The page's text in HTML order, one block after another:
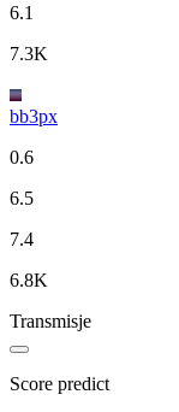
6.1
7.3K
bb3px
0.6
6.5
7.4
6.8K
Transmisje
Score predict